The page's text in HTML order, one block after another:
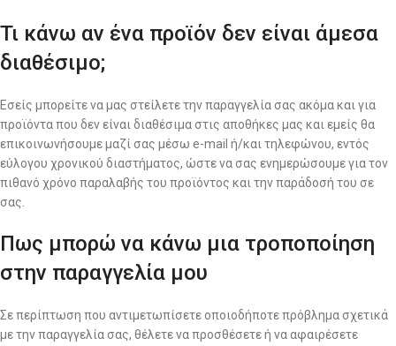
Τι κάνω αν ένα προϊόν δεν είναι άμεσα
διαθέσιμο;
Εσείς μπορείτε να μας στείλετε την παραγγελία σας ακόμα και για
προϊόντα που δεν είναι διαθέσιμα στις αποθήκες μας και εμείς θα
επικοινωνήσουμε μαζί σας μέσω e-mail ή/και τηλεφώνου, εντός
εύλογου χρονικού διαστήματος, ώστε να σας ενημερώσουμε για τον
πιθανό χρόνο παραλαβής του προϊόντος και την παράδοσή του σε
σας.
Πως μπορώ να κάνω μια τροποποίηση
στην παραγγελία μου
Σε περίπτωση που αντιμετωπίσετε οποιοδήποτε πρόβλημα σχετικά
με την παραγγελία σας, θέλετε να προσθέσετε ή να αφαιρέσετε